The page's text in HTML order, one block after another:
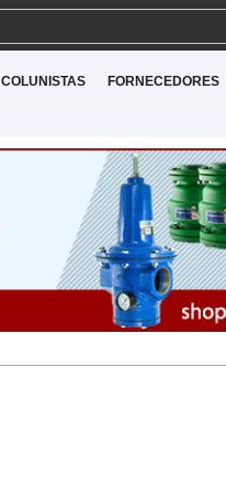
COLUNISTAS FORNECEDORES